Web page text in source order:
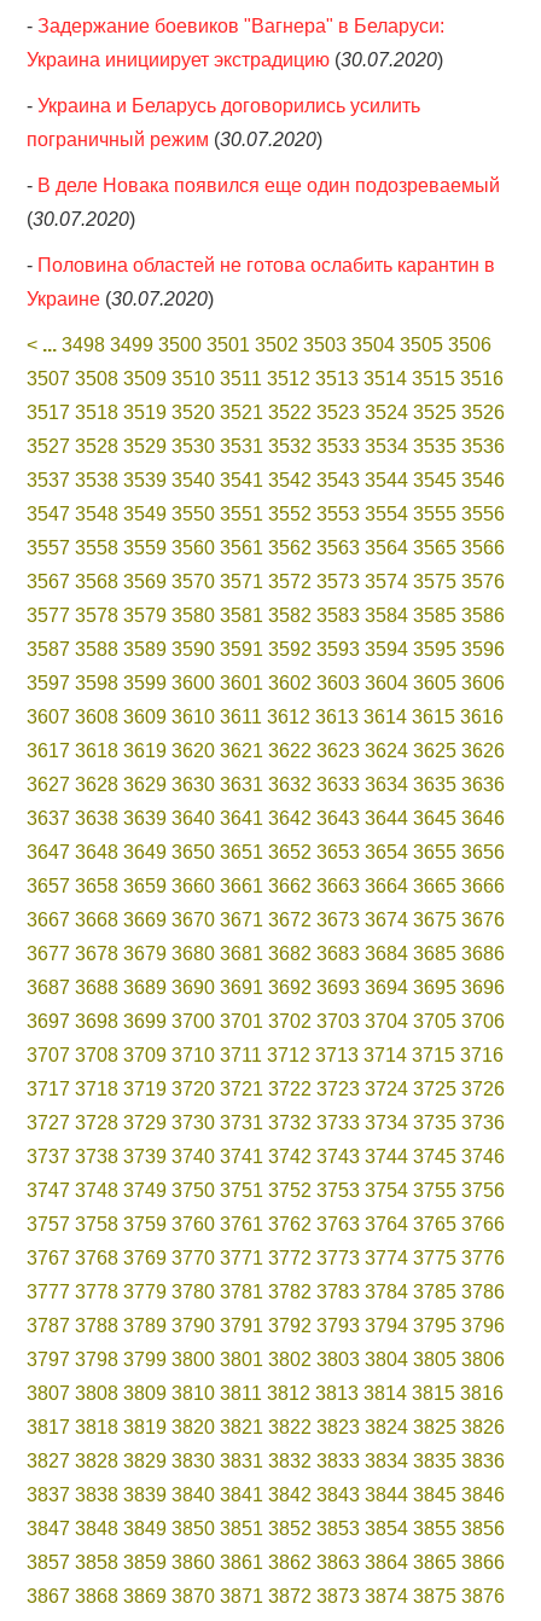
-Задержание боевиков "Вагнера" в Беларуси:
Украина инициирует экстрадицию (30.07.2020)
-Украина и Беларусь договорились усилить
пограничный режим (30.07.2020)
- В деле Новака появился еще один подозреваемый
(30.07.2020)
- Половина областей не готова ослабить карантин в
Украине (30.07.2020)
< ... 3498 3499 3500 3501 3502 3503 3504 3505 3506
3507 3508 3509 3510 3511 3512 3513 3514 3515 3516
3517 3518 3519 3520 3521 3522 3523 3524 3525 3526
3527 3528 3529 3530 3531 3532 3533 3534 3535 3536
3537 3538 3539 3540 3541 3542 3543 3544 3545 3546
3547 3548 3549 3550 3551 3552 3553 3554 3555 3556
3557 3558 3559 3560 3561 3562 3563 3564 3565 3566
3567 3568 3569 3570 3571 3572 3573 3574 3575 3576
3577 3578 3579 3580 3581 3582 3583 3584 3585 3586
3587 3588 3589 3590 3591 3592 3593 3594 3595 3596
3597 3598 3599 3600 3601 3602 3603 3604 3605 3606
3607 3608 3609 3610 3611 3612 3613 3614 3615 3616
3617 3618 3619 3620 3621 3622 3623 3624 3625 3626
3627 3628 3629 3630 3631 3632 3633 3634 3635 3636
3637 3638 3639 3640 3641 3642 3643 3644 3645 3646
3647 3648 3649 3650 3651 3652 3653 3654 3655 3656
3657 3658 3659 3660 3661 3662 3663 3664 3665 3666
3667 3668 3669 3670 3671 3672 3673 3674 3675 3676
3677 3678 3679 3680 3681 3682 3683 3684 3685 3686
3687 3688 3689 3690 3691 3692 3693 3694 3695 3696
3697 3698 3699 3700 3701 3702 3703 3704 3705 3706
3707 3708 3709 3710 3711 3712 3713 3714 3715 3716
3717 3718 3719 3720 3721 3722 3723 3724 3725 3726
3727 3728 3729 3730 3731 3732 3733 3734 3735 3736
3737 3738 3739 3740 3741 3742 3743 3744 3745 3746
3747 3748 3749 3750 3751 3752 3753 3754 3755 3756
3757 3758 3759 3760 3761 3762 3763 3764 3765 3766
3767 3768 3769 3770 3771 3772 3773 3774 3775 3776
3777 3778 3779 3780 3781 3782 3783 3784 3785 3786
3787 3788 3789 3790 3791 3792 3793 3794 3795 3796
3797 3798 3799 3800 3801 3802 3803 3804 3805 3806
3807 3808 3809 3810 3811 3812 3813 3814 3815 3816
3817 3818 3819 3820 3821 3822 3823 3824 3825 3826
3827 3828 3829 3830 3831 3832 3833 3834 3835 3836
3837 3838 3839 3840 3841 3842 3843 3844 3845 3846
3847 3848 3849 3850 3851 3852 3853 3854 3855 3856
3857 3858 3859 3860 3861 3862 3863 3864 3865 3866
3867 3868 3869 3870 3871 3872 3873 3874 3875 3876